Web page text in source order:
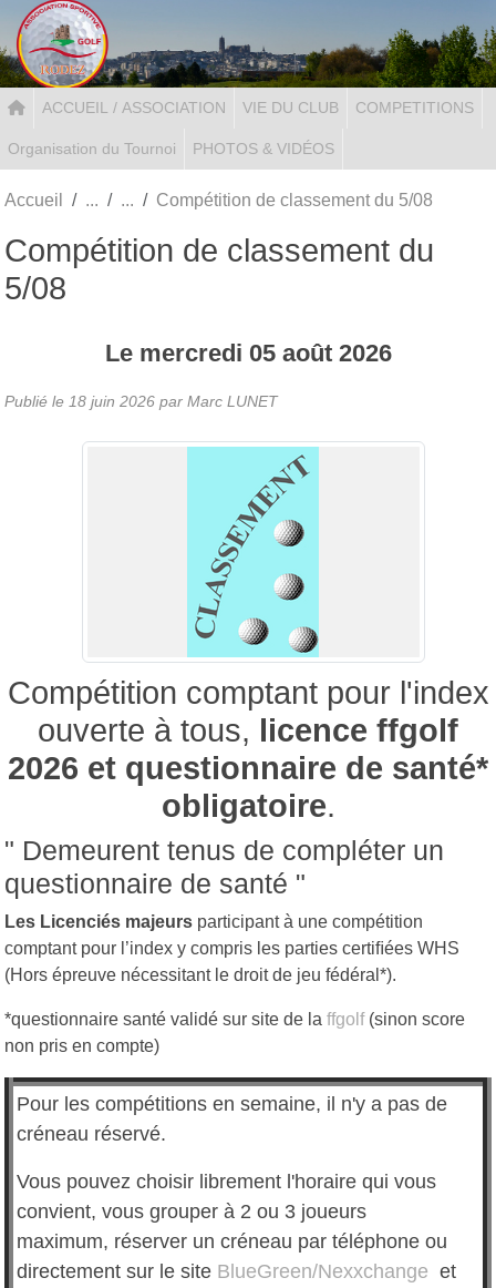
ACCUEIL / ASSOCIATION VIE DU CLUB COMPETITIONS
Organisation du Tournoi PHOTOS & VIDÉOS
Accueil Compétition de classement du 5/08
Compétition de classement du
5/08
Le mercredi 05 août 2026
Publié le 18 juin 2026 par Marc LUNET
Compétition comptant pour l'index
ouverte à tous, licence ffgolf
2026 et questionnaire de santé*
obligatoire.
" Demeurent tenus de compléter un
questionnaire de santé "
Les Licenciés majeurs participant à une compétition
comptant pour l’index y compris les parties certiﬁées WHS
(Hors épreuve nécessitant le droit de jeu fédéral*).
*questionnaire santé validé sur site de la ffgolf(sinon score
non pris en compte)
Pour les compétitions en semaine, il n'y a pas de
créneau réservé.
Vous pouvez choisir librement l'horaire qui vous
convient, vous grouper à 2 ou 3 joueurs
maximum, réserver un créneau par téléphone ou
directement sur le site BlueGreen/Nexxchange et
Panneau de gestion des cookies